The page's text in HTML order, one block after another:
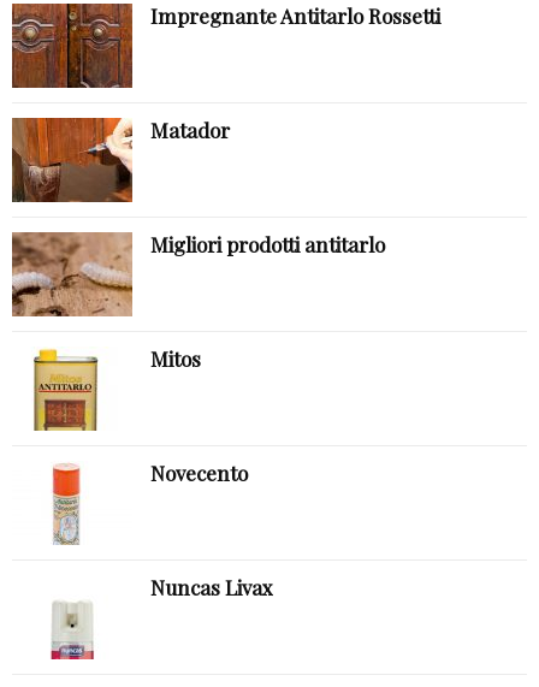
Impregnante Antitarlo Rossetti
Matador
Migliori prodotti antitarlo
Mitos
Novecento
Nuncas Livax